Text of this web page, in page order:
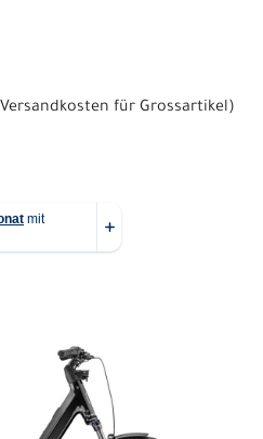
Versandkosten für Grossartikel)